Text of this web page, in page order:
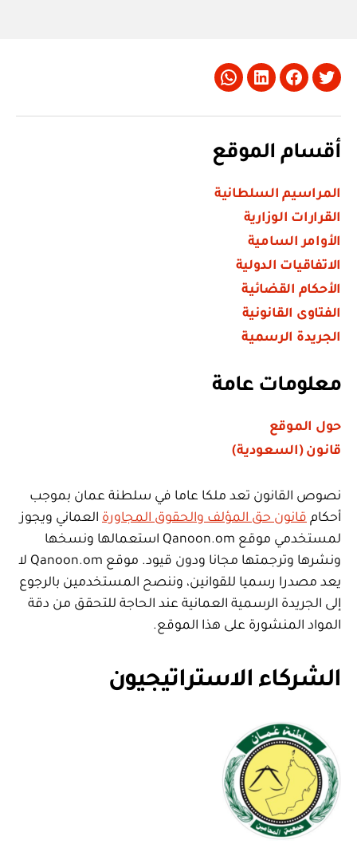
Twitter
Facebook
LinkedIn
Whatsapp
أقسام الموقع
المراسيم السلطانية
القرارات الوزارية
الأوامر السامية
الاتفاقيات الدولية
الأحكام القضائية
الفتاوى القانونية
الجريدة الرسمية
معلومات عامة
حول الموقع
قانون (السعودية)
نصوص القانون تعد ملكا عاما في سلطنة عمان بموجب
أحكام قانون حق المؤلف والحقوق المجاورة العماني ويجوز
لمستخدمي موقع Qanoon.om استعمالها ونسخها
ونشرها وترجمتها مجانا ودون قيود. موقع Qanoon.om لا
يعد مصدرا رسميا للقوانين، وننصح المستخدمين بالرجوع
إلى الجريدة الرسمية العمانية عند الحاجة للتحقق من دقة
المواد المنشورة على هذا الموقع.
الشركاء الاستراتيجيون